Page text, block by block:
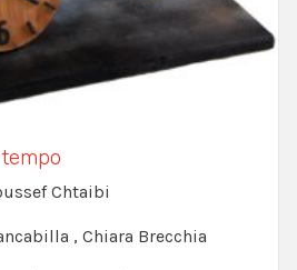
Chtaibi
, Chiara Brecchia